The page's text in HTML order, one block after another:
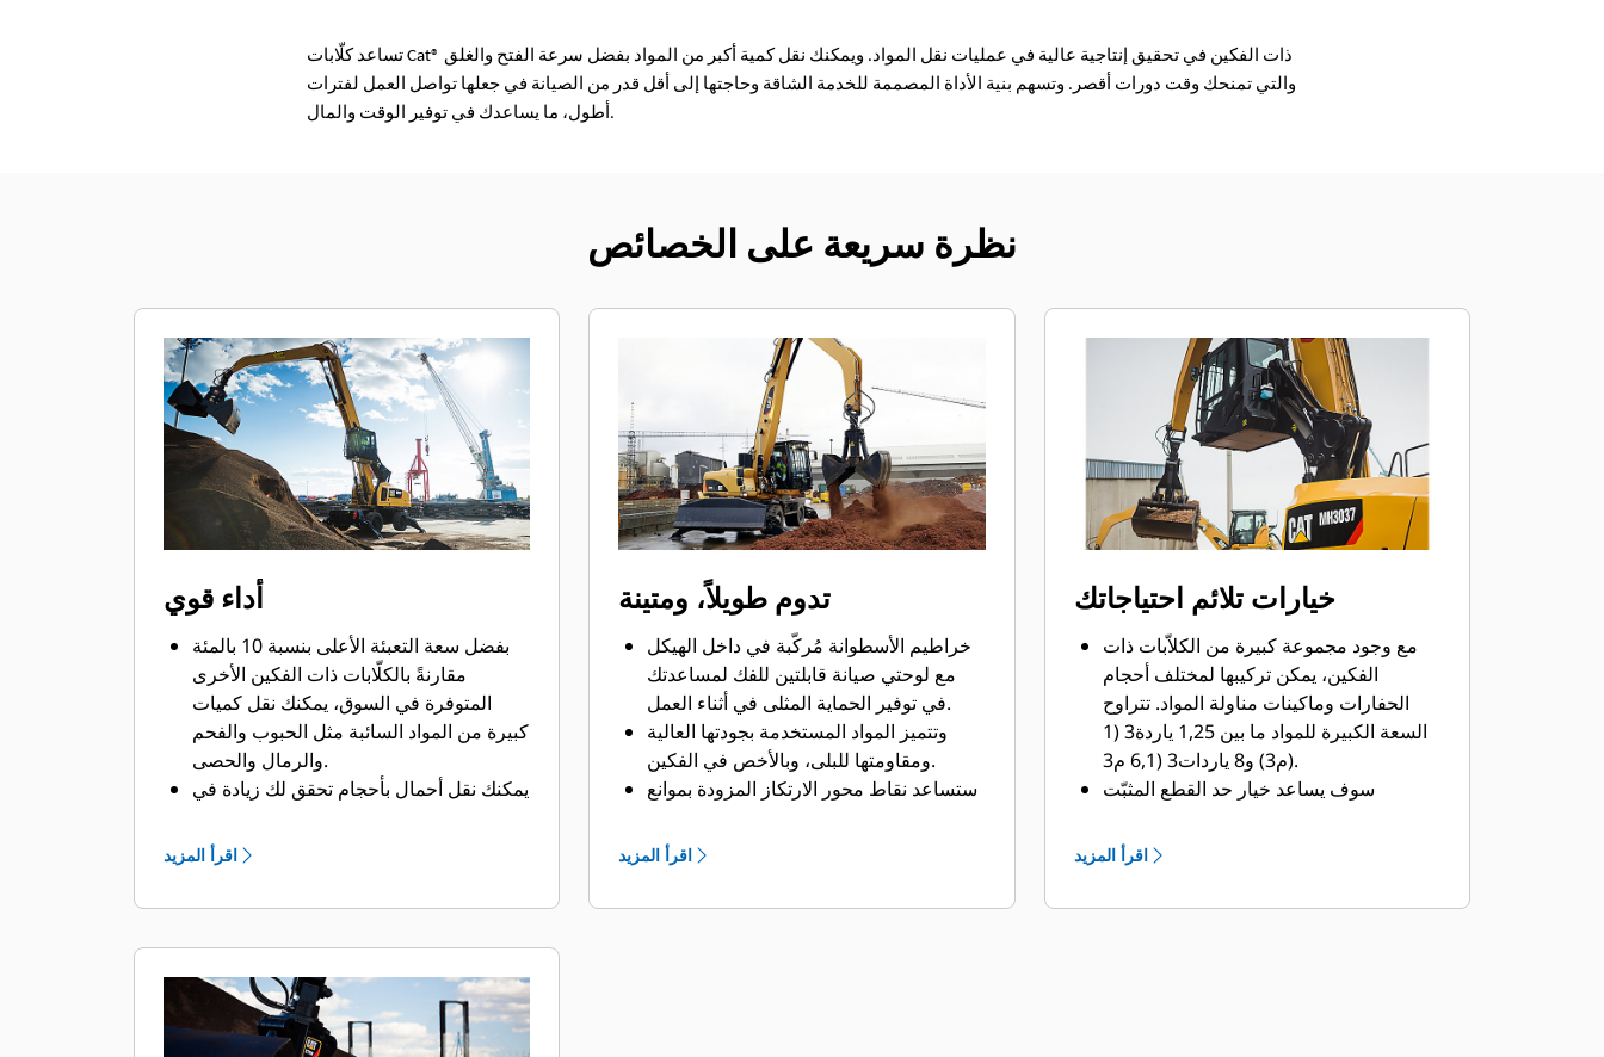
تساعد كلّابات Cat® ذات الفكين في تحقيق إنتاجية عالية في عمليات نقل المواد. ويمكنك نقل كمية أكبر من المواد بفضل سرعة الفتح والغلق
والتي تمنحك وقت دورات أقصر. وتسهم بنية الأداة المصممة للخدمة الشاقة وحاجتها إلى أقل قدر من الصيانة في جعلها تواصل العمل لفترات
أطول، ما يساعدك في توفير الوقت والمال.
نظرة سريعة على الخصائص
أداء قوي
بفضل سعة التعبئة الأعلى بنسبة 10 بالمئة
مقارنةً بالكلّابات ذات الفكين الأخرى
المتوفرة في السوق، يمكنك نقل كميات
كبيرة من المواد السائبة مثل الحبوب والفحم
والرمال والحصى.
يمكنك نقل أحمال بأحجام تحقق لك زيادة في
تساعدك قوة الغلق الكبيرة لفكي الكلّاب
ووقت الفتح والغلق السريع في تقليل وقت
محدد موضع الملحقات PL161 من Cat هو
جهاز Bluetooth يساعدك في العثور على
ملحقاتك بسرعة وسهولة. ويقوم قارئ
اقرأ المزيد
تدوم طويلاً، ومتينة
خراطيم الأسطوانة مُركّبة في داخل الهيكل
مع لوحتي صيانة قابلتين للفك لمساعدتك
في توفير الحماية المثلى في أثناء العمل.
وتتميز المواد المستخدمة بجودتها العالية
ومقاومتها للبلى، وبالأخص في الفكين.
ستساعد نقاط محور الارتكاز المزودة بموانع
توجد أسطوانتان بجودة عالية مزودتان
بمصدات لتلطيف الصدمات الناتجة عن
اقرأ المزيد
خيارات تلائم احتياجاتك
مع وجود مجموعة كبيرة من الكلاّبات ذات
الفكين، يمكن تركيبها لمختلف أحجام
الحفارات وماكينات مناولة المواد. تتراوح
السعة الكبيرة للمواد ما بين 1,25 ياردة3 (1
م3) و8 ياردات3 (6,1 م3).
سوف يساعد خيار حد القطع المثبّت
التشغيلي للمنتج والعمل بصورة أفضل لنقل
تعمل حدود القطع المثبّتة بمسامير
اقرأ المزيد